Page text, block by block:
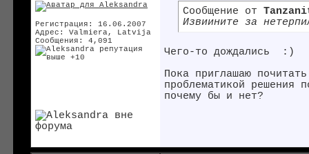
Регистрация: 16.06.2007
Адрес: Valmiera, Latvija
Сообщения: 4,091
Сообщение от
Извиините за
Чего-то дождались
:)
Пока приглашаю
проблематикой
почему бы и нет?